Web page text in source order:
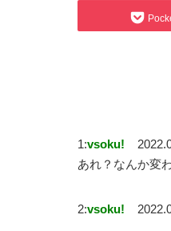
1:vsoku!
あれ？なんか変
2:vsoku!